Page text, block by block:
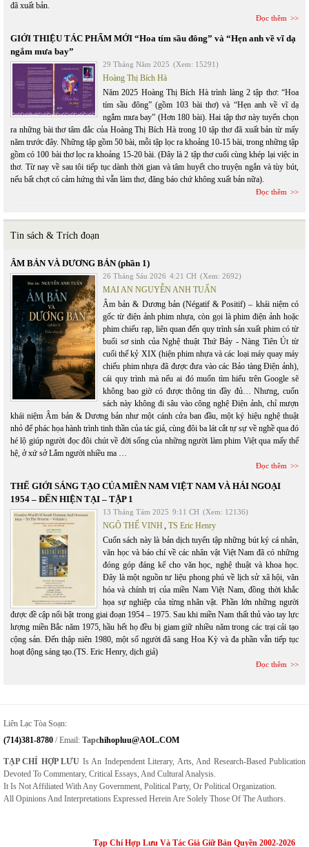
đã xuất bản.
Đọc thêm
GIỚI THIỆU TÁC PHẨM MỚI “Hoa tím sầu đông” và “Hẹn anh về vĩ dạ
ngắm mưa bay”
29 Tháng Năm 2025 (Xem: 15291)
Hoàng Thị Bích Hà
Năm 2025 Hoàng Thị Bích Hà trình làng 2 tập thơ: “Hoa
tím sầu đông” (gồm 103 bài thơ) và “Hẹn anh về vĩ dạ
ngắm mưa bay” (Hơn 180 bài). Hai tập thơ này tuyển chọn
ra những bài thơ tâm đắc của Hoàng Thị Bích Hà trong 10 tập thơ đã xuất bản từ mấy
năm trước đây. Những tập gồm 50 bài, mỗi tập lọc ra khoảng 10-15 bài, trong những tập
gồm có 100 bài thơ lọc ra khoảng 15-20 bài. (Đây là 2 tập thơ cuối cùng khép lại việc in
thơ. Từ nay về sau tôi tiếp tục dành thời gian và tâm huyết cho truyện ngắn và tùy bút,
nếu bất chợt có cảm hứng thì vẫn làm thơ, đăng báo chứ không xuất bản nữa).
Đọc thêm
Tin sách & Trích đoạn
ÂM BẢN VÀ DƯƠNG BẢN (phần 1)
26 Tháng Sáu 2026 4:21 CH (Xem: 2692)
MAI AN NGUYỄN ANH TUẤN
Âm bản & Dương bản (Négatif & Positif) – khái niệm có
gốc từ điện ảnh phim nhựa, còn gọi là phim điện ảnh hoặc
phim chiếu rạp, liên quan đến quy trình sản xuất phim có từ
buổi sơ sinh của Nghệ thuật Thứ Bảy - Nàng Tiên Út từ
cuối thế kỷ XIX (hiện phim nhựa và các loại máy quay máy
chiếu phim nhựa đã được đưa vào các Bảo tàng Điện ảnh),
cái quy trình mà nếu ai đó muốn tìm hiểu trên Google sẽ
không bao giờ có được thông tin đầy đủ… Nhưng, cuốn
sách này không đi sâu vào công nghệ Điện ảnh, chỉ mượn
khái niệm Âm bản & Dương bản như một cánh cửa ban đầu, một ký hiệu nghệ thuật
nhỏ để phác họa hành trình tinh thần của tác giả, cùng đôi ba lát cắt tự sự về nghề qua đó
hé lộ giúp người đọc đôi chút về đời sống của những người làm phim Việt qua mấy thế
hệ, ở xứ sở Lắm người nhiều ma …
Đọc thêm
THẾ GIỚI SÁNG TẠO CỦA MIỀN NAM VIỆT NAM VÀ HẢI NGOẠI
1954 – ĐẾN HIỆN TẠI – TẬP 1
13 Tháng Tám 2025 9:11 CH (Xem: 12136)
NGÔ THẾ VINH, TS Eric Henry
Cuốn sách này là bản dịch tuyển tập những bút ký cá nhân,
văn học và báo chí về các nhân vật Việt Nam đã có những
đóng góp đáng kể cho văn học, nghệ thuật và khoa học.
Đây là một nguồn tư liệu phong phú về lịch sử xã hội, văn
hóa và chính trị của miền Nam Việt Nam, đồng thời khắc
họa sự nghiệp của từng nhân vật. Phần lớn những người
được đề cập nổi bật trong giai đoạn 1954 – 1975. Sau khi miền Nam thất thủ vào tay lực
lượng miền Bắc năm 1975, hầu hết họ đều bị giam giữ nhiều năm trong các trại cải tạo
cộng sản. Đến thập niên 1980, một số người đã sang Hoa Kỳ và đa phần vẫn tiếp tục
hoạt động sáng tạo.(TS. Eric Henry, dịch giả)
Đọc thêm
Liên Lạc Tòa Soạn:
(714)381-8780 / Email: TapcHihopluu@AOL.COM
TẠP CHÍ HỢP LƯU Is An Independent Literary, Arts, And Research-Based Publication
Devoted To Commentary, Critical Essays, And Cultural Analysis.
It Is Not Affiliated With Any Government, Political Party, Or Political Organization.
All Opinions And Interpretations Expressed Herein Are Solely Those Of The Authors.
Tạp Chí Hợp Lưu Và Tác Giả Giữ Bản Quyền 2002-2026